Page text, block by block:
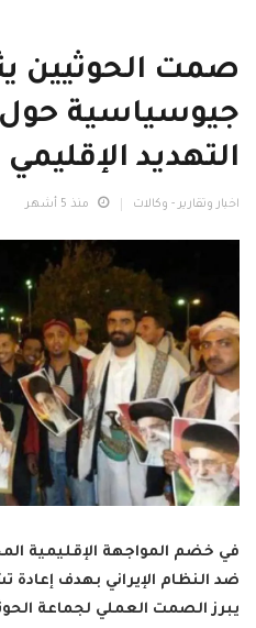
صمت الحوثيين
جيوسياسية
التهديد الإقليمي
اخبار وتقارير - وكالات منذ 5 أشهر
في خضم المواجهة الإقليمية
ضد النظام الإيراني بهدف
يبرز الصمت العملي لجماعة